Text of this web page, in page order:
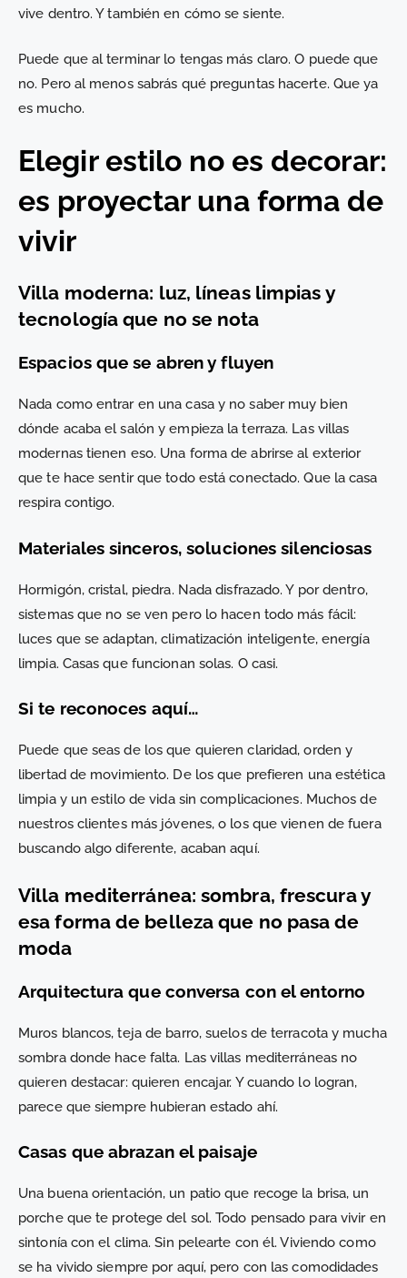
vive dentro. Y también en cómo se siente.
Puede que al terminar lo tengas más claro. O puede que
no. Pero al menos sabrás qué preguntas hacerte. Que ya
es mucho.
Elegir estilo no es decorar:
es proyectar una forma de
vivir
Villa moderna: luz, líneas limpias y
tecnología que no se nota
Espacios que se abren y fluyen
Nada como entrar en una casa y no saber muy bien
dónde acaba el salón y empieza la terraza. Las villas
modernas tienen eso. Una forma de abrirse al exterior
que te hace sentir que todo está conectado. Que la casa
respira contigo.
Materiales sinceros, soluciones silenciosas
Hormigón, cristal, piedra. Nada disfrazado. Y por dentro,
sistemas que no se ven pero lo hacen todo más fácil:
luces que se adaptan, climatización inteligente, energía
limpia. Casas que funcionan solas. O casi.
Si te reconoces aquí…
Puede que seas de los que quieren claridad, orden y
libertad de movimiento. De los que prefieren una estética
limpia y un estilo de vida sin complicaciones. Muchos de
nuestros clientes más jóvenes, o los que vienen de fuera
buscando algo diferente, acaban aquí.
Villa mediterránea: sombra, frescura y
esa forma de belleza que no pasa de
moda
Arquitectura que conversa con el entorno
Muros blancos, teja de barro, suelos de terracota y mucha
sombra donde hace falta. Las villas mediterráneas no
quieren destacar: quieren encajar. Y cuando lo logran,
parece que siempre hubieran estado ahí.
Casas que abrazan el paisaje
Una buena orientación, un patio que recoge la brisa, un
porche que te protege del sol. Todo pensado para vivir en
sintonía con el clima. Sin pelearte con él. Viviendo como
se ha vivido siempre por aquí, pero con las comodidades